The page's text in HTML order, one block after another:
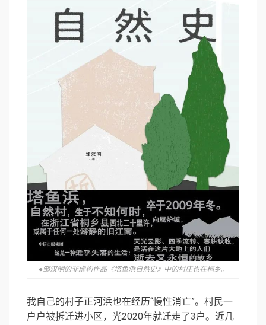
●邹汉明的非虚构作品《塔鱼浜自然史》中的村庄也在桐乡。
我自己的村子正河浜也在经历“慢性消亡”。村民一
户户被拆迁进小区，光2020年就迁走了3户。近几